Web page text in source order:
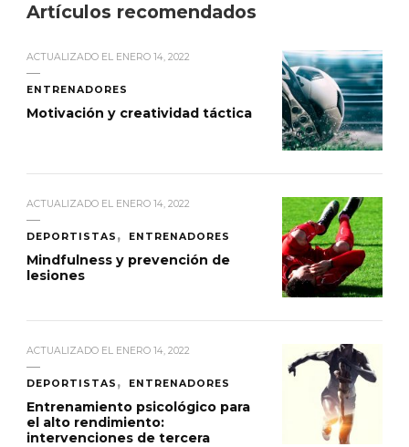
Artículos recomendados
ACTUALIZADO EL ENERO 14, 2022
ENTRENADORES
Motivación y creatividad táctica
ACTUALIZADO EL ENERO 14, 2022
DEPORTISTAS ENTRENADORES
Mindfulness y prevención de
lesiones
ACTUALIZADO EL ENERO 14, 2022
DEPORTISTAS ENTRENADORES
Entrenamiento psicológico para
el alto rendimiento:
intervenciones de tercera